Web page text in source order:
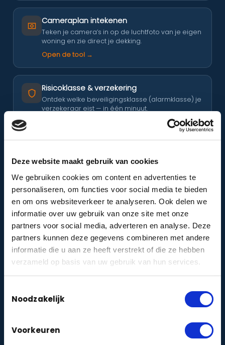
Deze website maakt gebruik van cookies
We gebruiken cookies om content en advertenties te
personaliseren, om functies voor social media te bieden
en om ons websiteverkeer te analyseren. Ook delen we
informatie over uw gebruik van onze site met onze
partners voor social media, adverteren en analyse. Deze
partners kunnen deze gegevens combineren met andere
informatie die u aan ze heeft verstrekt of die ze hebben
verzameld op basis van uw gebruik van hun services.
Noodzakelijk
Voorkeuren
Cameraplan intekenen
Teken je camera’s in op de luchtfoto van je eigen
woning en zie direct je dekking.
Open de tool →
Risicoklasse & verzekering
Ontdek welke beveiligingsklasse (alarmklasse) je
verzekeraar eist — in één minuut.
Stel een AVG-proof cameraprotocol samen voor
je Vereniging van Eigenaren.
Maak protocol →
Woon ik veilig?
Doe de korte veiligheidsquiz en krijg direct
persoonlijk advies voor jouw woning.
DIENSTEN
particulier